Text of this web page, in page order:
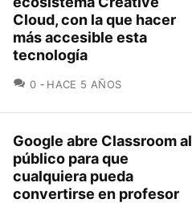
Cloud, con la que hacer
más accesible esta
tecnología
0 COMENTARIOS
HACE 5 AÑOS
Google abre Classroom al
público para que
cualquiera pueda
convertirse en profesor